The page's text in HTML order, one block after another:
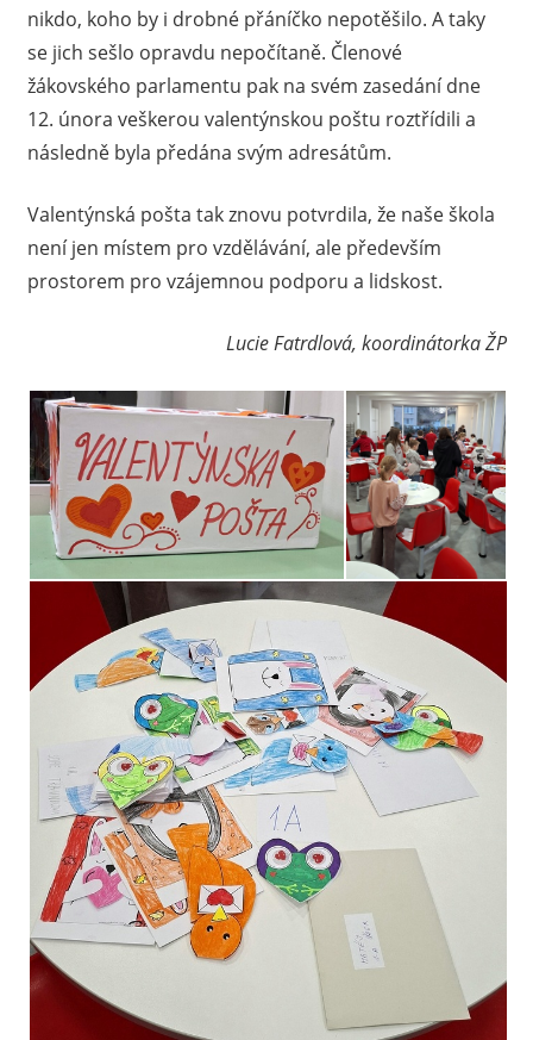
nikdo, koho by i drobné přáníčko nepotěšilo. A taky
se jich sešlo opravdu nepočítaně. Členové
žákovského parlamentu pak na svém zasedání dne
12. února veškerou valentýnskou poštu roztřídili a
následně byla předána svým adresátům.
Valentýnská pošta tak znovu potvrdila, že naše škola
není jen místem pro vzdělávání, ale především
prostorem pro vzájemnou podporu a lidskost.
Lucie Fatrdlová, koordinátorka ŽP